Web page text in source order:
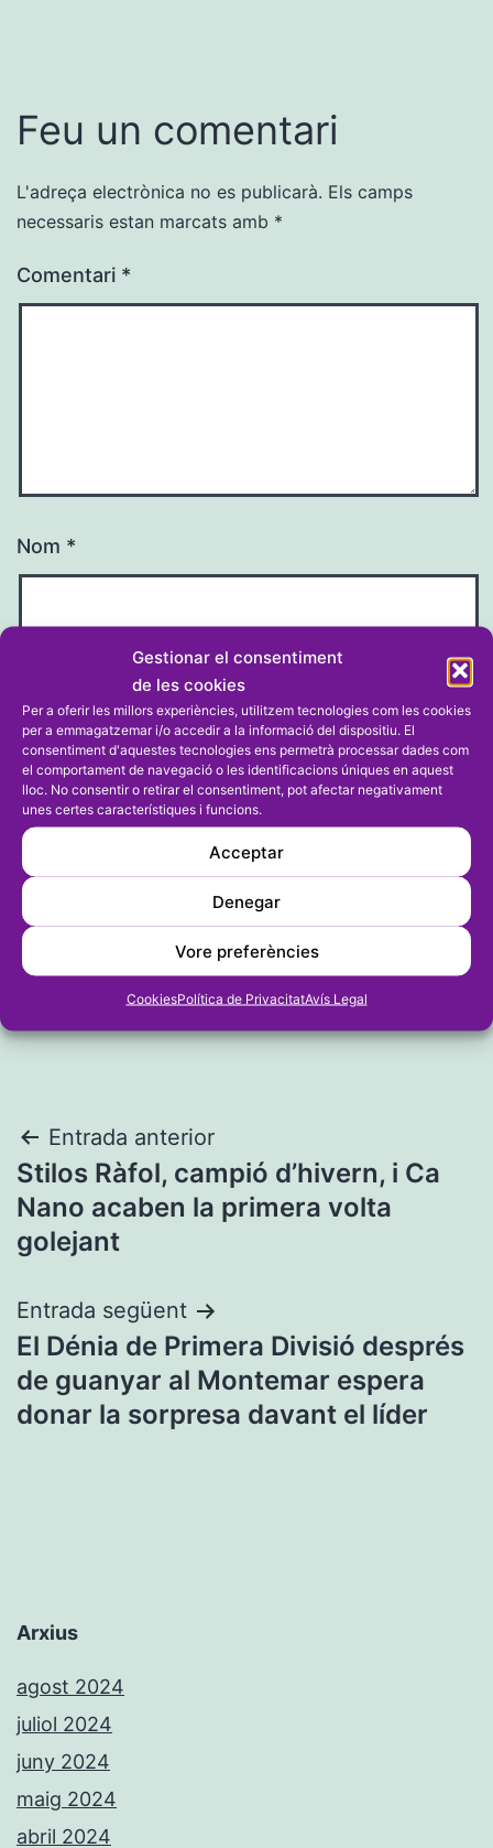
Gestionar el consentiment
de les cookies
Per a oferir les millors experiències, utilitzem tecnologies com les cookies
per a emmagatzemar i/o accedir a la informació del dispositiu. El
consentiment d'aquestes tecnologies ens permetrà processar dades com
el comportament de navegació o les identificacions úniques en aquest
lloc. No consentir o retirar el consentiment, pot afectar negativament
unes certes característiques i funcions.
Acceptar
Denegar
Vore preferències
CookiesPolítica de PrivacitatAvís Legal
Feu un comentari
L'adreça electrònica no es publicarà. Els camps
necessaris estan marcats amb *
Comentari *
Nom *
Correu electrònic*
Lloc web
Navegació
d'entrades
Entrada anterior
Stilos Ràfol, campió d’hivern, i Ca
Nano acaben la primera volta
golejant
Entrada següent
El Dénia de Primera Divisió després
de guanyar al Montemar espera
donar la sorpresa davant el líder
Arxius
agost 2024
juliol 2024
juny 2024
maig 2024
abril 2024